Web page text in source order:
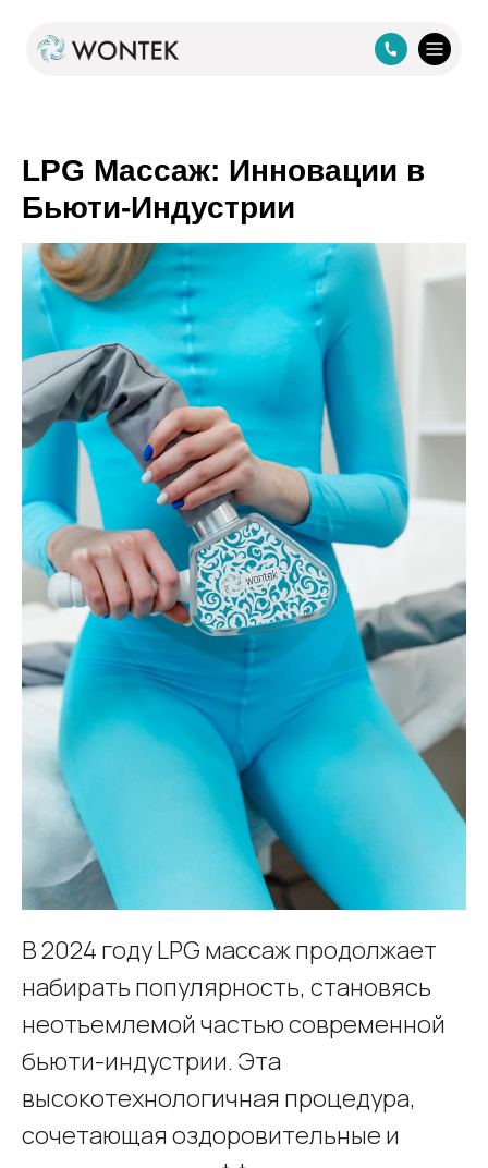
LPG Массаж: Инновации в
Бьюти-Индустрии
В 2024 году LPG массаж продолжает
набирать популярность, становясь
неотъемлемой частью современной
бьюти-индустрии. Эта
высокотехнологичная процедура,
сочетающая оздоровительные и